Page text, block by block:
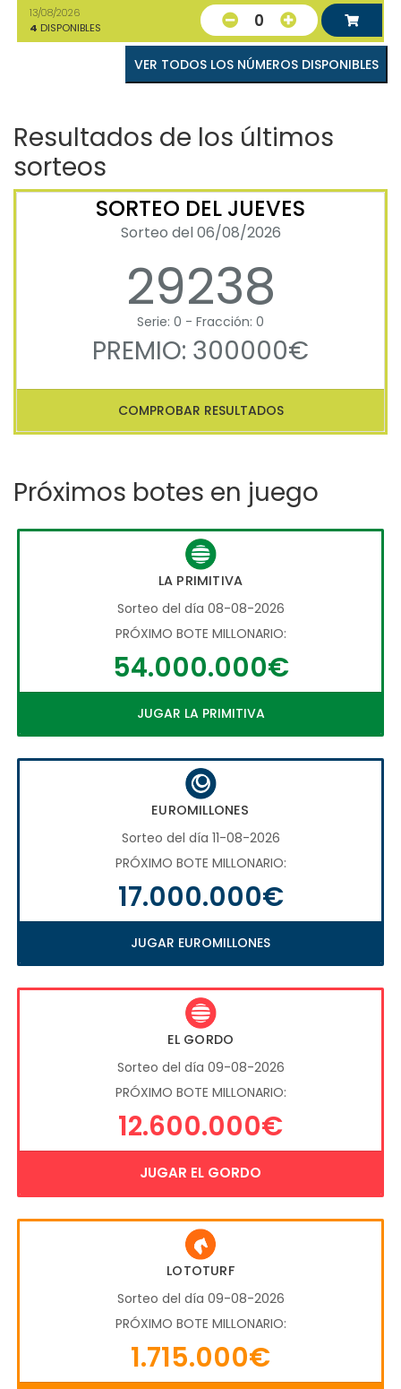
13/08/2026
4 DISPONIBLES 0
VER TODOS LOS NÚMEROS DISPONIBLES
Resultados de los últimos
sorteos
SORTEO DEL JUEVES
Sorteo del 06/08/2026
29238
Serie: 0 - Fracción: 0
PREMIO: 300000€
COMPROBAR RESULTADOS
Próximos botes en juego
LA PRIMITIVA
Sorteo del día 08-08-2026
PRÓXIMO BOTE MILLONARIO:
54.000.000€
JUGAR LA PRIMITIVA
EUROMILLONES
Sorteo del día 11-08-2026
PRÓXIMO BOTE MILLONARIO:
17.000.000€
JUGAR EUROMILLONES
EL GORDO
Sorteo del día 09-08-2026
PRÓXIMO BOTE MILLONARIO:
12.600.000€
JUGAR EL GORDO
LOTOTURF
Sorteo del día 09-08-2026
PRÓXIMO BOTE MILLONARIO:
1.715.000€